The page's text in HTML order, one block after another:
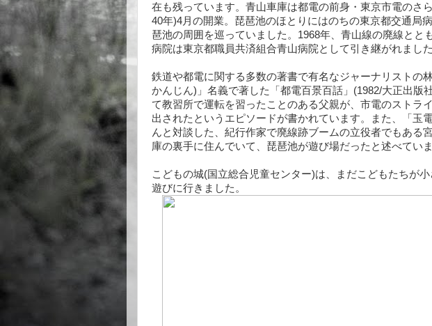
在も残っています。青山車庫は都電の前身・東京市電のさ
40年)4月の開業。琵琶池のほとりにはのちの東京都交通局
琶池の周囲を巡っていました。1968年、青山線の廃線とと
病院は東京都職員共済組合青山病院として引き継がれました
鉄道や都電に関する多数の著書で有名なジャーナリストの
かんじん)」名義で著した「都電百景百話」(1982/大正出版
て教習所で運転を習ったことのある父親が、市電のストラ
出されたというエピソードが書かれています。また、「玉
んと対談した、紀行作家で廃線跡ブームの立役者でもある
庫の裏手に住んでいて、琵琶池が遊び場だったと述べていま
こどもの城(国立総合児童センター)は、まだこどもたちが
遊びに行きました。